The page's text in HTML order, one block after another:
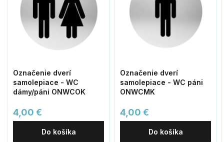
Označenie dverí
samolepiace - WC
dámy/páni ONWCOK
4,00 €
Do košíka
Označenie dverí
samolepiace - WC páni
ONWCMK
4,00 €
Do košíka